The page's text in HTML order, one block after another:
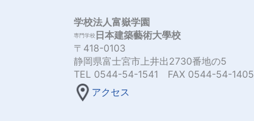
学校法人富嶽学園
専門学校日本建築藝術大學校
〒418-0103
静岡県富士宮市上井出2730番地の5
TEL 0544-54-1541 FAX 0544-54-1405
アクセス